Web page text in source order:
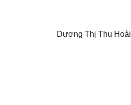
Dương Thị Thu Hoài